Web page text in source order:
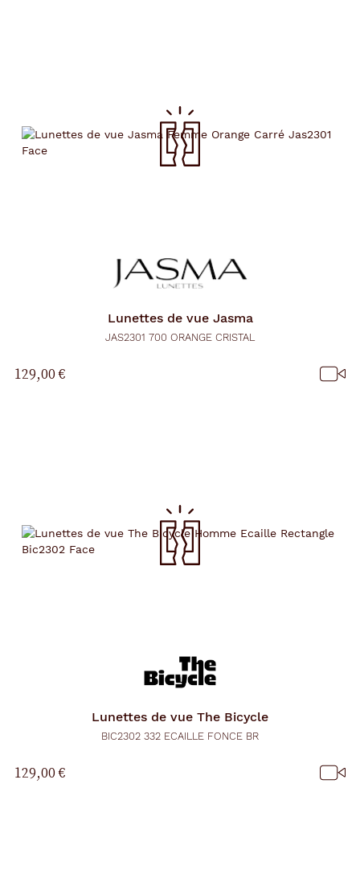
Lunettes de vue Jasma
JAS2301 700 ORANGE CRISTAL
129,00 €
Lunettes de vue The Bicycle
BIC2302 332 ECAILLE FONCE BR
129,00 €